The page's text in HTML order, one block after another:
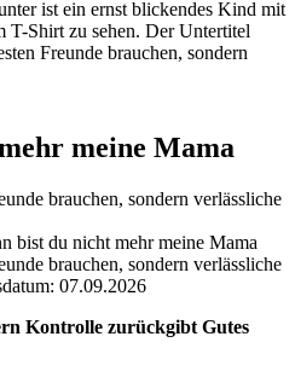
meine Mama
brauchen, sondern verlässliche
bist du nicht mehr meine Mama
brauchen, sondern verlässliche
07.09.2026
Kontrolle zurückgibt Gutes